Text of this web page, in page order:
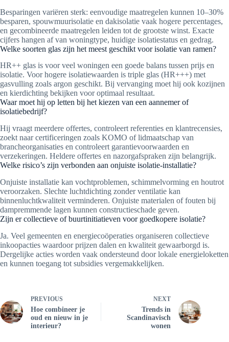
Besparingen variëren sterk: eenvoudige maatregelen kunnen 10–30%
besparen, spouwmuurisolatie en dakisolatie vaak hogere percentages,
en gecombineerde maatregelen leiden tot de grootste winst. Exacte
cijfers hangen af van woningtype, huidige isolatiestatus en gedrag.
Welke soorten glas zijn het meest geschikt voor isolatie van ramen?
HR++ glas is voor veel woningen een goede balans tussen prijs en
isolatie. Voor hogere isolatiewaarden is triple glas (HR+++) met
gasvulling zoals argon geschikt. Bij vervanging moet hij ook kozijnen
en kierdichting bekijken voor optimaal resultaat.
Waar moet hij op letten bij het kiezen van een aannemer of
isolatiebedrijf?
Hij vraagt meerdere offertes, controleert referenties en klantrecensies,
zoekt naar certificeringen zoals KOMO of lidmaatschap van
brancheorganisaties en controleert garantievoorwaarden en
verzekeringen. Heldere offertes en nazorgafspraken zijn belangrijk.
Welke risico’s zijn verbonden aan onjuiste isolatie-installatie?
Onjuiste installatie kan vochtproblemen, schimmelvorming en houtrot
veroorzaken. Slechte luchtdichting zonder ventilatie kan
binnenluchtkwaliteit verminderen. Onjuiste materialen of fouten bij
dampremmende lagen kunnen constructieschade geven.
Zijn er collectieve of buurtinitiatieven voor goedkopere isolatie?
Ja. Veel gemeenten en energiecoöperaties organiseren collectieve
inkoopacties waardoor prijzen dalen en kwaliteit gewaarborgd is.
Dergelijke acties worden vaak ondersteund door lokale energieloketten
en kunnen toegang tot subsidies vergemakkelijken.
PREVIOUS
Hoe combineer je
oud en nieuw in je
interieur?
NEXT
Trends in
Scandinavisch
wonen